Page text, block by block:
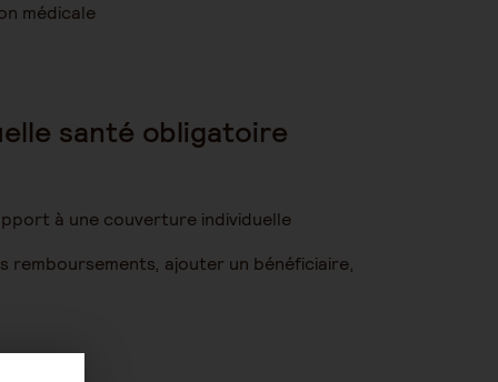
médicale
santé obligatoire
à une couverture individuelle
remboursements, ajouter un bénéficiaire,